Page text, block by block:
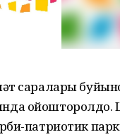
саралары
патриотик